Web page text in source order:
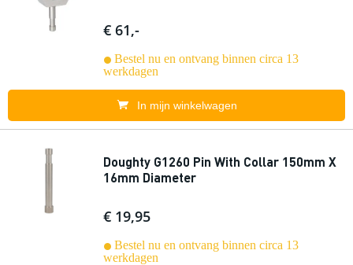
€ 61,-
Bestel nu en ontvang binnen circa 13
werkdagen
In mijn winkelwagen
Doughty G1260 Pin With Collar 150mm X
16mm Diameter
€ 19,95
Bestel nu en ontvang binnen circa 13
werkdagen